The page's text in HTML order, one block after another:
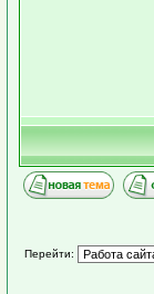
Перейти: